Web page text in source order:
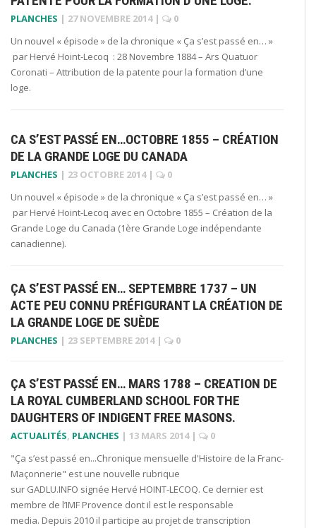
PLANCHES | 27 NOVEMBRE 2014 |
0
Un nouvel « épisode » de la chronique « Ça s’est passé en… »
par Hervé Hoint-Lecoq : 28 Novembre 1884 – Ars Quatuor
Coronati – Attribution de la patente pour la formation d’une
loge.
CA S’EST PASSÉ EN…OCTOBRE 1855 – CRÉATION
DE LA GRANDE LOGE DU CANADA
PLANCHES | 23 OCTOBRE 2014 |
0
Un nouvel « épisode » de la chronique « Ça s’est passé en… »
par Hervé Hoint-Lecoq avec en Octobre 1855 – Création de la
Grande Loge du Canada (1ère Grande Loge indépendante
canadienne).
ÇA S’EST PASSÉ EN… SEPTEMBRE 1737 – UN
ACTE PEU CONNU PRÉFIGURANT LA CRÉATION DE
LA GRANDE LOGE DE SUÈDE
PLANCHES | 23 SEPTEMBRE 2014 | 0
ÇA S’EST PASSÉ EN… MARS 1788 – CREATION DE
LA ROYAL CUMBERLAND SCHOOL FOR THE
DAUGHTERS OF INDIGENT FREE MASONS.
ACTUALITÉS, PLANCHES | 13 MARS 2014 |
0
"Ça s’est passé en...Chronique mensuelle d'Histoire de la Franc-
Maçonnerie" est une nouvelle rubrique
sur GADLU.INFO signée Hervé HOINT-LECOQ. Ce dernier est
membre de l’IMF Provence dont il est le responsable
media. Depuis 2010 il participe au projet de transcription